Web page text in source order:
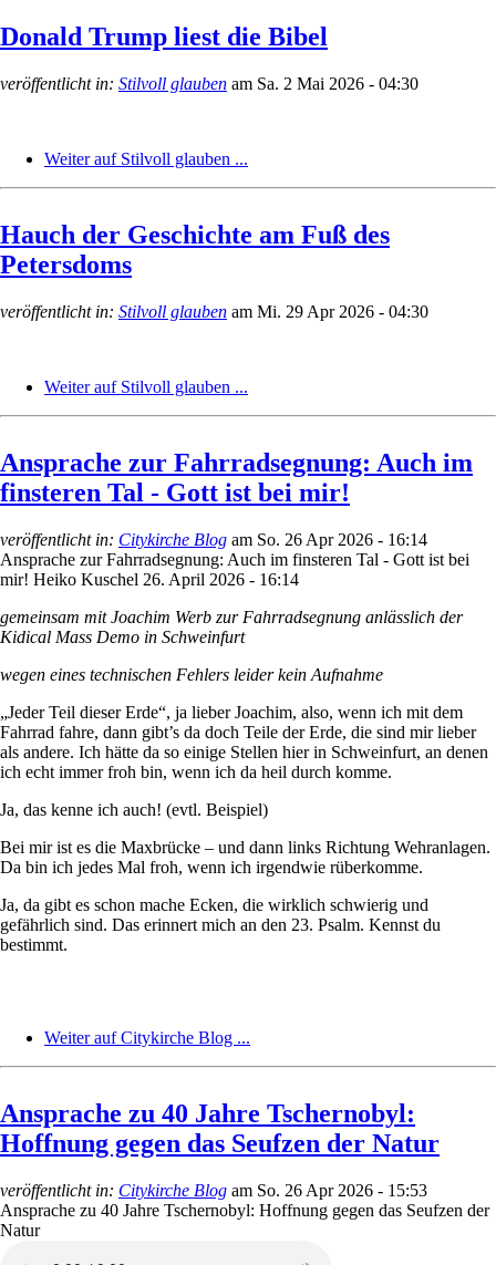
Donald Trump liest die Bibel
veröffentlicht in: Stilvoll glauben am Sa. 2 Mai 2026 - 04:30
Weiter auf Stilvoll glauben ...
Hauch der Geschichte am Fuß des
Petersdoms
veröffentlicht in: Stilvoll glauben am Mi. 29 Apr 2026 - 04:30
Weiter auf Stilvoll glauben ...
Ansprache zur Fahrradsegnung: Auch im
finsteren Tal - Gott ist bei mir!
veröffentlicht in: Citykirche Blog am So. 26 Apr 2026 - 16:14
Ansprache zur Fahrradsegnung: Auch im finsteren Tal - Gott ist bei
mir! Heiko Kuschel 26. April 2026 - 16:14
gemeinsam mit Joachim Werb zur Fahrradsegnung anlässlich der
Kidical Mass Demo in Schweinfurt
wegen eines technischen Fehlers leider kein Aufnahme
„Jeder Teil dieser Erde“, ja lieber Joachim, also, wenn ich mit dem
Fahrrad fahre, dann gibt’s da doch Teile der Erde, die sind mir lieber
als andere. Ich hätte da so einige Stellen hier in Schweinfurt, an denen
ich echt immer froh bin, wenn ich da heil durch komme.
Ja, das kenne ich auch! (evtl. Beispiel)
Bei mir ist es die Maxbrücke – und dann links Richtung Wehranlagen.
Da bin ich jedes Mal froh, wenn ich irgendwie rüberkomme.
Ja, da gibt es schon mache Ecken, die wirklich schwierig und
gefährlich sind. Das erinnert mich an den 23. Psalm. Kennst du
bestimmt.
Weiter auf Citykirche Blog ...
Ansprache zu 40 Jahre Tschernobyl:
Hoffnung gegen das Seufzen der Natur
veröffentlicht in: Citykirche Blog am So. 26 Apr 2026 - 15:53
Ansprache zu 40 Jahre Tschernobyl: Hoffnung gegen das Seufzen der
Natur